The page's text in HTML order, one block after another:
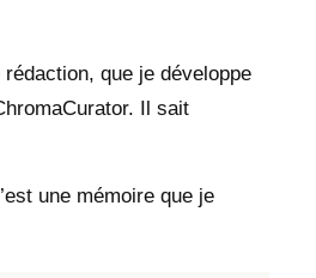
que je développe
Il sait
une mémoire que je